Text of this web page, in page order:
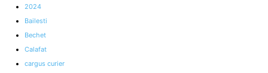
2024
Bailesti
Bechet
Calafat
cargus curier